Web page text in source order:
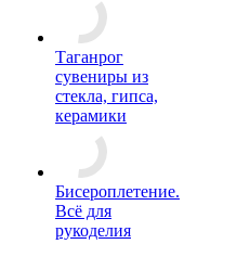
Таганрог
сувениры из
стекла, гипса,
керамики
Бисероплетение.
Всё для
рукоделия